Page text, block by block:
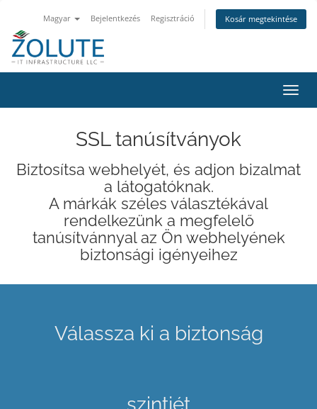
Magyar Bejelentkezés Regisztráció Kosár megtekintése
a
SSL tanúsítványok
Biztosítsa webhelyét, és adjon bizalmat
a látogatóknak.
A márkák széles választékával
rendelkezünk a megfelelő
tanúsítvánnyal az Ön webhelyének
biztonsági igényeihez
Válassza ki a biztonság